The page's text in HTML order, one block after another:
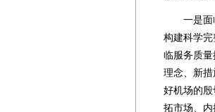
一是面临
构建科学
临服务质
理念、新
好机场的
拓市场、